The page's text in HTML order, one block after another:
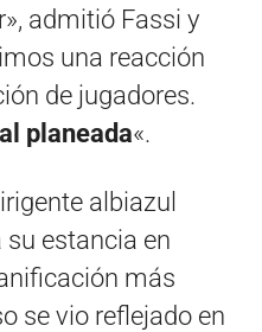
admitió Fassi y
una reacción
de jugadores.
planeada«.
albiazul
su estancia en
más
se vio reflejado en